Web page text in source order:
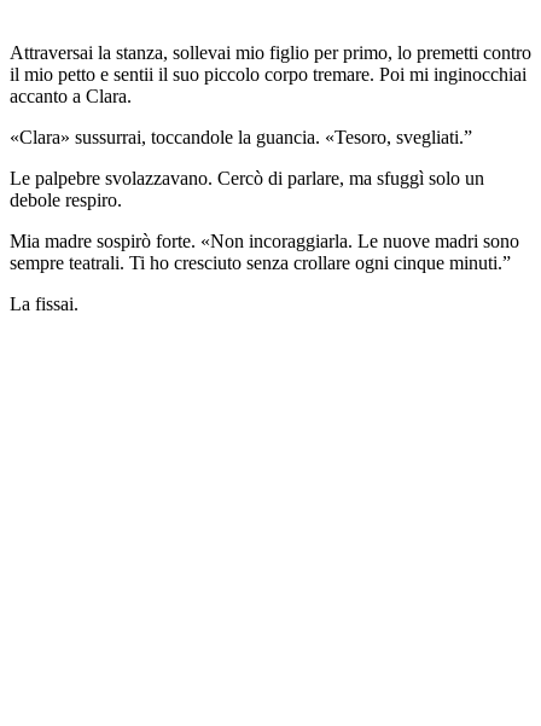
Attraversai la stanza, sollevai mio figlio per primo, lo premetti contro
il mio petto e sentii il suo piccolo corpo tremare. Poi mi inginocchiai
accanto a Clara.
«Clara» sussurrai, toccandole la guancia. «Tesoro, svegliati.”
Le palpebre svolazzavano. Cercò di parlare, ma sfuggì solo un
debole respiro.
Mia madre sospirò forte. «Non incoraggiarla. Le nuove madri sono
sempre teatrali. Ti ho cresciuto senza crollare ogni cinque minuti.”
La fissai.